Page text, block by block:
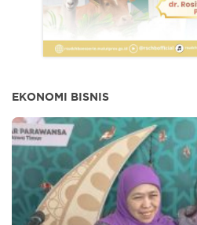
EKONOMI BISNIS